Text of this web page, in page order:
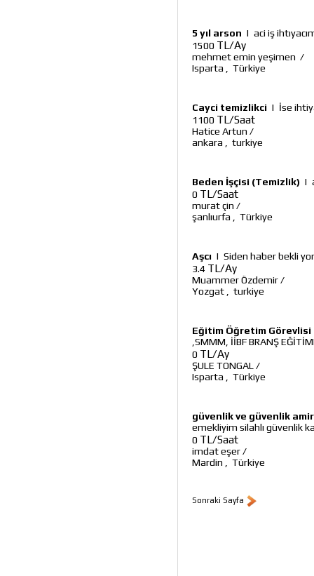
5 yıl arson | aci iş
1500 TL/Ay
mehmet emin yeşimen /
Isparta
Türkiye
Cayci temizlikci | İse
1100 TL/Saat
Hatice Artun /
ankara
turkiye
Beden İşçisi (Temizlik) |
0 TL/Saat
murat çin /
şanlıurfa
Türkiye
Aşcı | Siden haber bekli
3.4 TL/Ay
Muammer Özdemir/
Yozgat
turkiye
Eğitim Öğretim Görevlisi
,SMMM, İİBF BRANŞ
0 TL/Ay
ŞULE TONGAL /
Isparta
Türkiye
güvenlik ve güvenlik
emekliyim silahlı güvenlik
0 TL/Saat
imdat eşer/
Mardin
Türkiye
Sonraki Sayfa